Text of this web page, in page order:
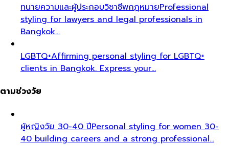
ทนายความและผู้ประกอบวิชาชีพกฎหมายProfessional
styling for lawyers and legal professionals in
Bangkok…
LGBTQ+Affirming personal styling for LGBTQ+
clients in Bangkok. Express your…
ตามช่วงวัย
ผู้หญิงวัย 30-40 ปีPersonal styling for women 30-
40 building careers and a strong professional…